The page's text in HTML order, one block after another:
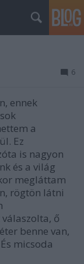
6
ennek
a
Ez
is nagyon
és a világ
megláttam
rögtön látni
ő
benne van,
micsoda